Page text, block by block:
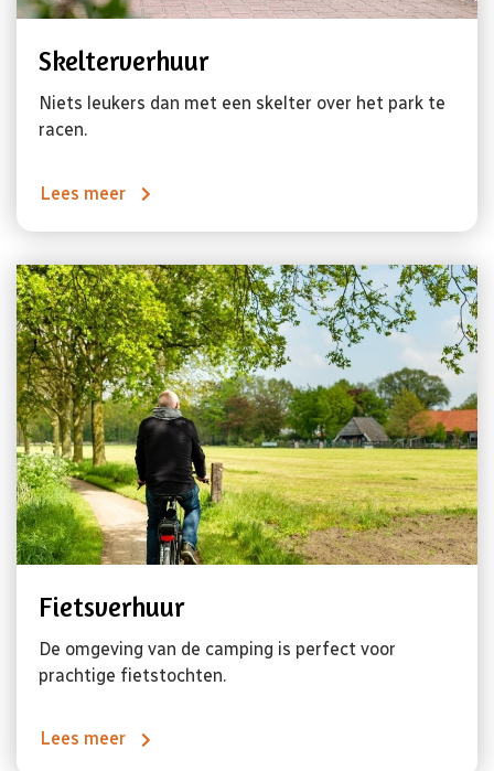
Skelterverhuur
Niets leukers dan met een skelter over het park te
racen.
Lees meer
Fietsverhuur
De omgeving van de camping is perfect voor
prachtige fietstochten.
Lees meer